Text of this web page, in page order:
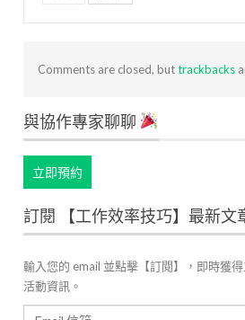
Comments are closed, buttrackbacks
與協作專家聊聊
立即預約
訂閱 【工作效率技巧】最新文
輸入您的 email 並點擊【訂閱】，即時獲
活動資訊。
Email